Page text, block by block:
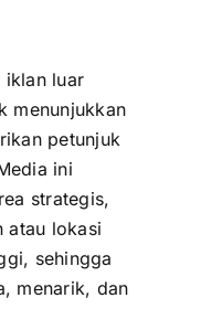
iklan luar
menunjukkan
petunjuk
ini
strategis,
atau lokasi
sehingga
menarik, dan